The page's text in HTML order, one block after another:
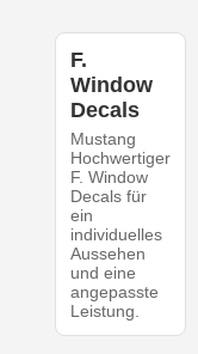
F.
Window
Decals
Mustang
Hochwertiger
F. Window
Decals für
ein
individuelles
Aussehen
und eine
angepasste
Leistung.